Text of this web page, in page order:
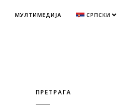
МУЛТИМЕДИЈА СРПСКИ
ПРЕТРАГА